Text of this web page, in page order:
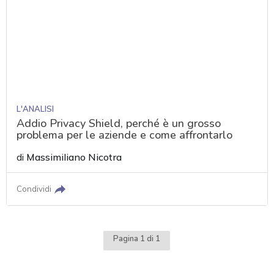
L'ANALISI
Addio Privacy Shield, perché è un grosso
problema per le aziende e come affrontarlo
di Massimiliano Nicotra
Condividi
Pagina 1 di 1